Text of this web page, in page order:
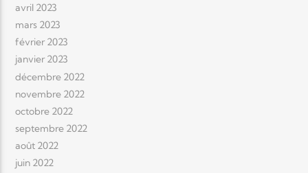
avril 2023
mars 2023
février 2023
janvier 2023
décembre 2022
novembre 2022
octobre 2022
septembre 2022
août 2022
juin 2022